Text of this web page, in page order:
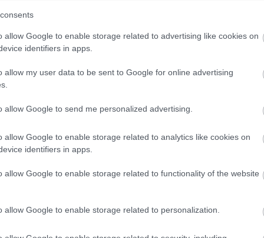
allow Google to enable storage related to advertising like cookies on
identifiers in apps.
allow my user data to be sent to Google for online advertising
allow Google to send me personalized advertising.
allow Google to enable storage related to analytics like cookies on
identifiers in apps.
allow Google to enable storage related to functionality of the website
allow Google to enable storage related to personalization.
office.
32. Law student. Single mom. 4 mugshots
website. Her words: "I've been to jail. I've been…
hJeLbD6sUA pic.twitter.com/8E1ELSXUmW
τη Σέλμπι Κάμπελ… Είναι μητέρα δύο αγοριών και
sync και twerk ως μέρος της στρατηγικής της
του υπνοδωματίου, χρησιμοποίησε
η μία έγραφε «P—y Power»και η άλλη ένα
και ένα «σεξουαλικό» σύμβολο», έγραψε